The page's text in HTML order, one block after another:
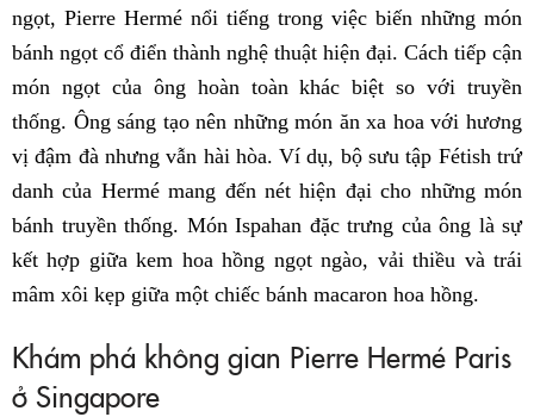
ngọt, Pierre Hermé nổi tiếng trong việc biến những món
bánh ngọt cổ điển thành nghệ thuật hiện đại. Cách tiếp cận
món ngọt của ông hoàn toàn khác biệt so với truyền
thống. Ông sáng tạo nên những món ăn xa hoa với hương
vị đậm đà nhưng vẫn hài hòa. Ví dụ, bộ sưu tập Fétish trứ
danh của Hermé mang đến nét hiện đại cho những món
bánh truyền thống. Món Ispahan đặc trưng của ông là sự
kết hợp giữa kem hoa hồng ngọt ngào, vải thiều và trái
mâm xôi kẹp giữa một chiếc bánh macaron hoa hồng.
Khám phá không gian Pierre Hermé Paris
ở Singapore